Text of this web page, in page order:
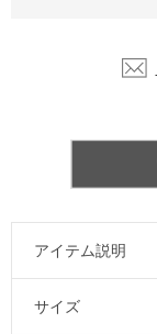
アイテム説明
サイズ